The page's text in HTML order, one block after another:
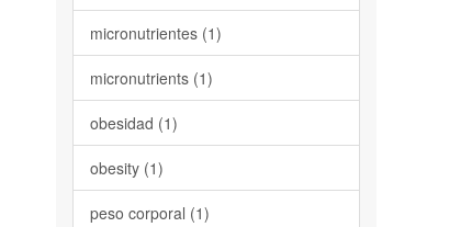
micronutrientes (1)
micronutrients (1)
obesidad (1)
obesity (1)
peso corporal (1)